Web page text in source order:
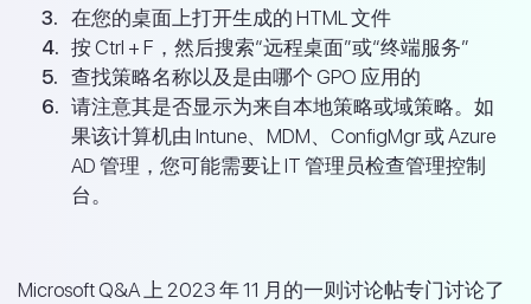
在您的桌面上打开生成的 HTML 文件
按 Ctrl + F，然后搜索“远程桌面”或“终端服务”
查找策略名称以及是由哪个 GPO 应用的
请注意其是否显示为来自本地策略或域策略。如
果该计算机由 Intune、MDM、ConfigMgr 或 Azure
AD 管理，您可能需要让 IT 管理员检查管理控制
台。
Microsoft Q&A 上 2023 年 11 月的一则讨论帖专门讨论了